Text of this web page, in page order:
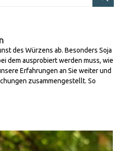
des Würzens ab. Besonders Soja
dem ausprobiert werden muss, wie
Erfahrungen an Sie weiter und
zusammengestellt. So